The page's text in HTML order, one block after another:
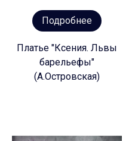
Подробнее
Платье "Ксения. Львы
барельефы"
(А.Островская)